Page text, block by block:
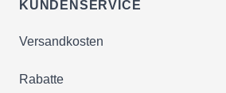
KUNDENSERVICE
Versandkosten
Rabatte